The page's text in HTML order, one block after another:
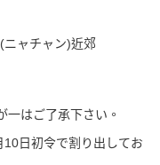
ャチャン)近郊
一はご了承下さい。
日初令で割り出してお